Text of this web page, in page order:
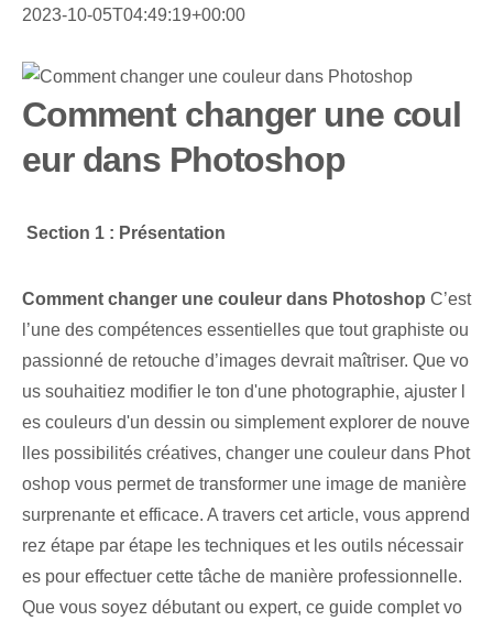
2023-10-05T04:49:19+00:00
Comment changer une coul
eur dans Photoshop
Section 1 : Présentation
Comment ‌changer une couleur dans⁤ Photoshop C’est
l’une des compétences essentielles que tout graphiste ou
passionné de retouche d’images devrait maîtriser. Que vo
us souhaitiez modifier le ton d'une photographie, ajuster l
es couleurs d'un dessin ou simplement explorer de nouve
lles possibilités créatives, changer une couleur dans Phot
oshop vous permet de transformer une image de manière
surprenante et efficace. A travers cet article, vous apprend
rez étape par étape les techniques et les outils nécessair
es pour effectuer cette tâche de manière professionnelle.
Que vous soyez débutant ou expert, ce guide complet vo